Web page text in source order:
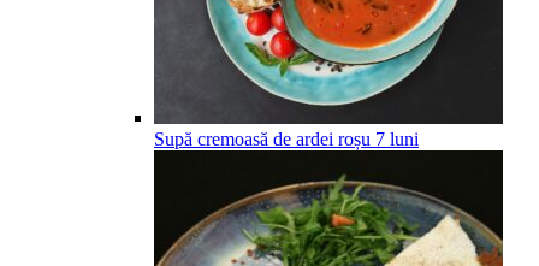
Supă cremoasă de ardei roșu 7 luni